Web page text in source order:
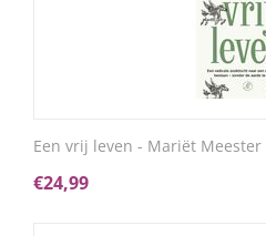
Een vrij leven - Mariët Meester
€24,99